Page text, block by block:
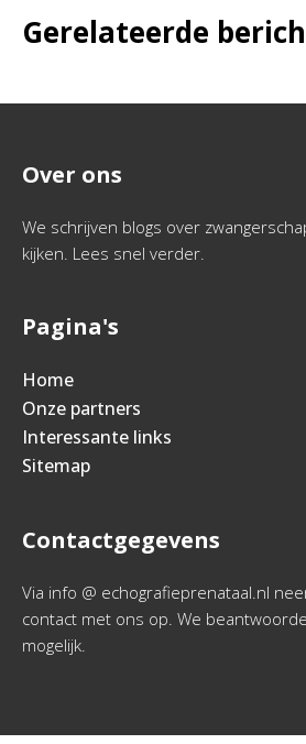
Gerelateerde
Over ons
We schrijven blogs over
kijken. Lees snel verder.
Pagina's
Home
Onze partners
Interessante links
Sitemap
Contactgegevens
Via info @ echografieprenataal.nl
contact met ons op. We
mogelijk.